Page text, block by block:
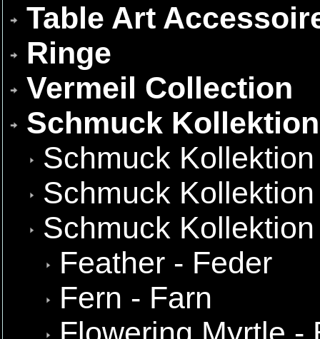
Table Art
Ringe
Vermeil Collection
Schmuck
Schmuck
Schmuck
Schmuck
Feather - Feder
Fern - Farn